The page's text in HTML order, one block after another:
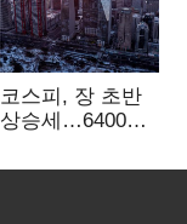
코스피, 장 초반
상승세…6400선